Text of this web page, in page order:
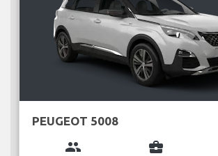
PEUGEOT 5008
group business_center